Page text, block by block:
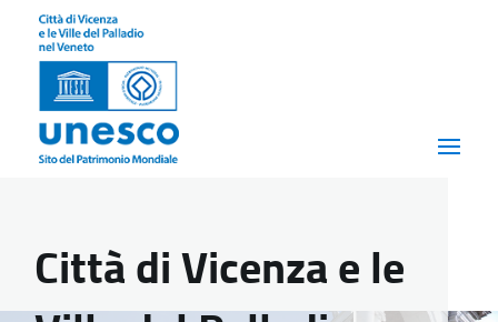
Città di Vicenza e le